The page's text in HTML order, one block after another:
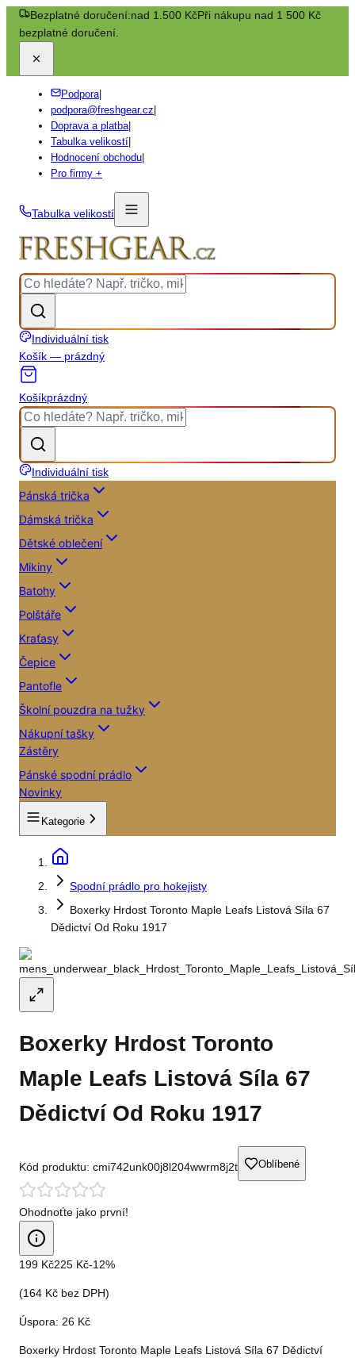
Bezplatné doručení:nad 1.500 KčPři nákupu nad 1 500 Kč
bezplatné doručení.
Podpora|
podpora@freshgear.cz
Doprava a platba|
Tabulka velikostí
Hodnocení obchodu
Pro firmy +
Tabulka velikostí
Individuální tisk
Košík — prázdný
Košíkprázdný
Individuální tisk
Pánská trička
Dámská trička
Dětské oblečení
Mikiny
Batohy
Polštáře
Kraťasy
Čepice
Pantofle
Školní pouzdra na tužky
Nákupní tašky
Zástěry
Pánské spodní prádlo
Novinky
Kategorie
Spodní prádlo pro hokejisty
Boxerky Hrdost Toronto Maple Leafs Listová Síla 67
Dědictví Od Roku 1917
Boxerky Hrdost Toronto
Maple Leafs Listová Síla 67
Dědictví Od Roku 1917
Kód produktu: cmi742unk00j8l204wwrm8j2t Oblíbené
Ohodnoťte jako první!
199 Kč225 Kč-12%
(164 Kč bez DPH)
Úspora: 26 Kč
Boxerky Hrdost Toronto Maple Leafs Listová Síla 67 Dědictví